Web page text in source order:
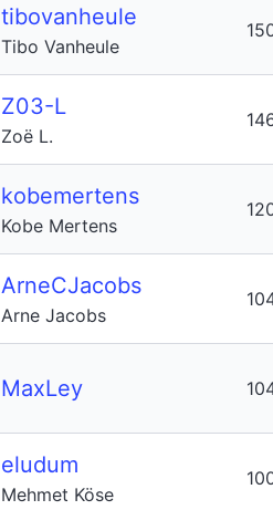
tibovanheule
Tibo Vanheule
Z03-L
Zoë L.
kobemertens
Kobe Mertens
ArneCJacobs
Arne Jacobs
MaxLey
eludum
Mehmet Köse